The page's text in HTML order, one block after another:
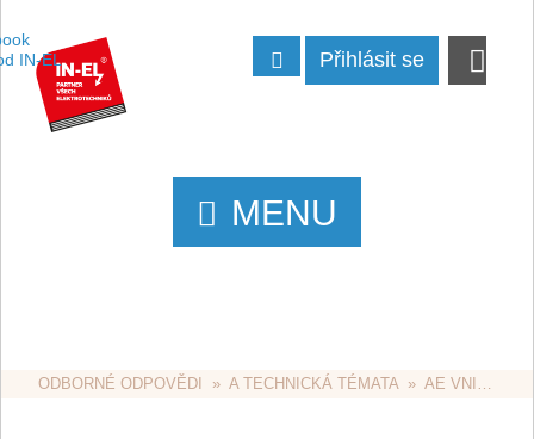
Přihlásit se
MENU
ODBORNÉ ODPOVĚDI
  »
A TECHNICKÁ TÉMATA
  »
AE VNITŘNÍ ROZVODY